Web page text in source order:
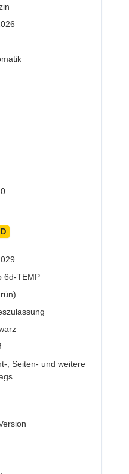
D
6d-TEMP
, Seiten- und weitere